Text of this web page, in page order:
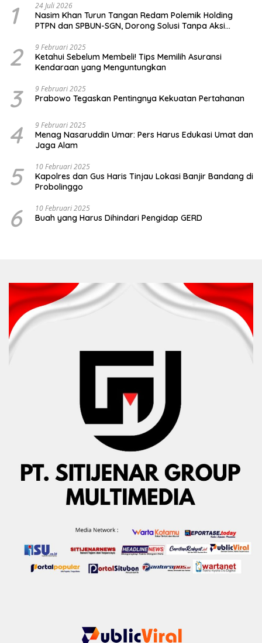
1 24 Juli 2026
Nasim Khan Turun Tangan Redam Polemik Holding
PTPN dan SPBUN-SGN, Dorong Solusi Tanpa Aksi
2 9 Februari 2025
Ketahui Sebelum Membeli! Tips Memilih Asuransi
Kendaraan yang Menguntungkan
3 9 Februari 2025
Prabowo Tegaskan Pentingnya Kekuatan Pertahanan
4 9 Februari 2025
Menag Nasaruddin Umar: Pers Harus Edukasi Umat dan
Jaga Alam
5 10 Februari 2025
Kapolres dan Gus Haris Tinjau Lokasi Banjir Bandang di
Probolinggo
6 10 Februari 2025
Buah yang Harus Dihindari Pengidap GERD